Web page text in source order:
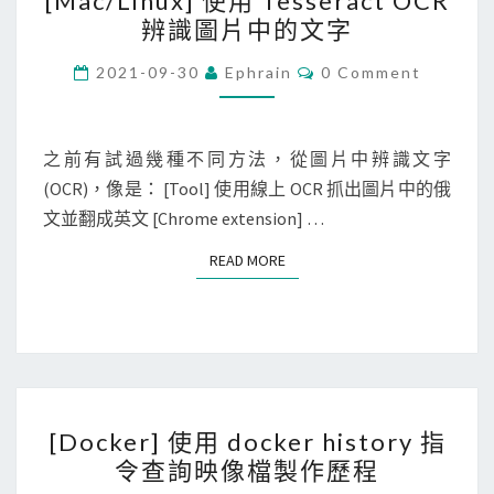
，
快
速
瞄
一
維
碼
M
a
c
/
i
n
u
]
s
e
辨識圖片中的文字
2021-09-30 Ephrain
C
N
S
0 Comment
之前有試過幾種不同方法，從圖片中辨識文字
(OCR)，像是： [Tool] 使用線上 OCR 抓出圖片中的俄
文並翻成英文 [Chrome extension] …
READ MOREREAD MORE
D
o
[Docker] 使用 docker history 指
令查詢映像檔製作歷程